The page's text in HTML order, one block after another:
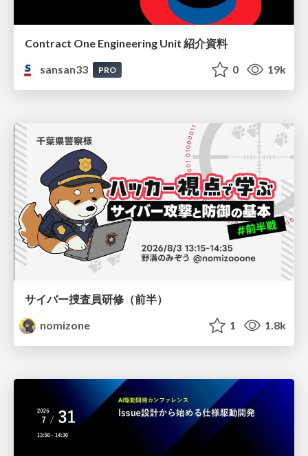
Contract One Engineering Unit 紹介資料
sansan33
PRO 0 19k
サイバー捜査員研修（前半）
nomizone
1 1.8k